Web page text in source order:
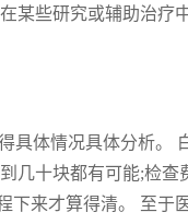
某些研究或辅助治疗
具体情况具体分析。
几十块都有可能;检查
来才算得清。 至于